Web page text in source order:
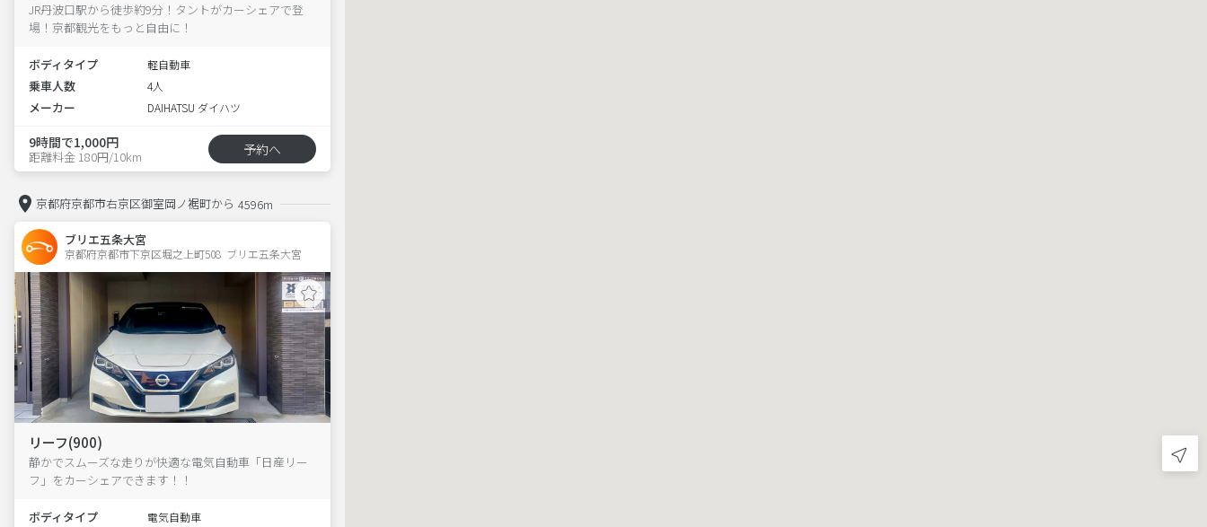
JR丹波口駅から徒歩約9分！タントがカーシェアで登
場！京都観光をもっと自由に！
ボディタイプ 軽自動車
乗車人数 4人
メーカー DAIHATSU ダイハツ
9時間で1,000円
距離料金 180円/10km 予約へ
京都府京都市右京区御室岡ノ裾町から 4596m
ブリエ五条大宮
京都府京都市下京区堀之上町508  ブリエ五条大宮
リーフ(900)
静かでスムーズな走りが快適な電気自動車「日産リー
フ」をカーシェアできます！！
ボディタイプ 電気自動車